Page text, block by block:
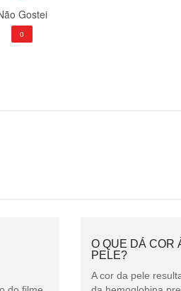
Gostei
0
O QUE DÁ COR
PELE?
A cor da pele